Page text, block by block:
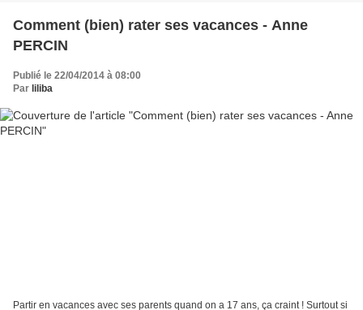
Comment (bien) rater ses vacances - Anne
PERCIN
Publié le 22/04/2014 à 08:00
Par liliba
Partir en vacances avec ses parents quand on a 17 ans, ça craint ! Surtout si